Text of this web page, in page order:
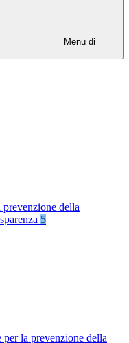
Menu di
della
5
per la prevenzione della